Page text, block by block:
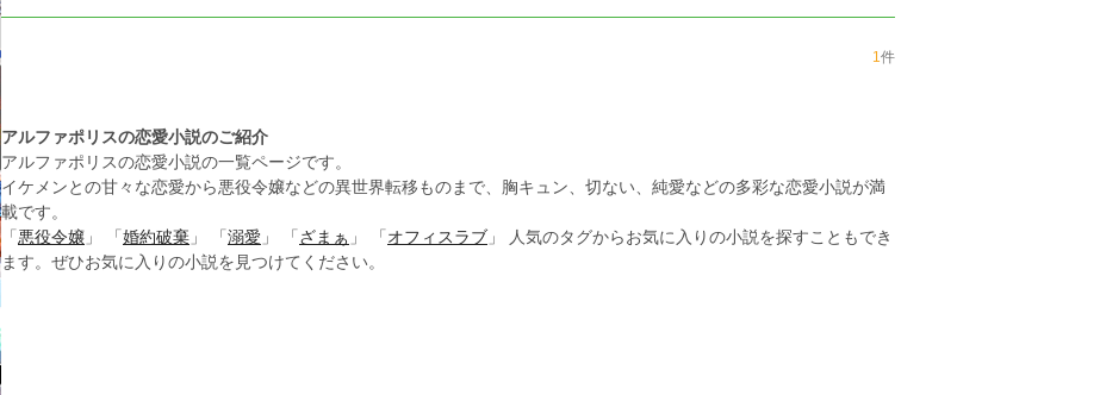
1件
アルファポリスの恋愛小説のご紹介
アルファポリスの恋愛小説の一覧ページです。
イケメンとの甘々な恋愛から悪役令嬢などの異世界転移ものまで、胸キュン、切ない、純愛などの多彩な恋愛小説が満
載です。
「 悪役令嬢 」 「 婚約破棄 」 「 溺愛 」 「 ざまぁ 」 「 オフィスラブ 」 人気のタグからお気に入りの小説を探すこともでき
ます。ぜひお気に入りの小説を見つけてください。